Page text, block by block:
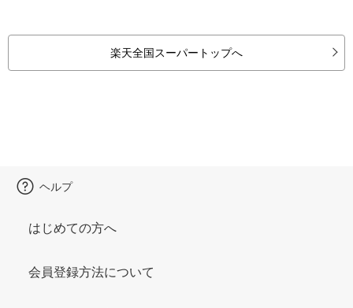
楽天全国スーパートップへ
ヘルプ
はじめての方へ
会員登録方法について